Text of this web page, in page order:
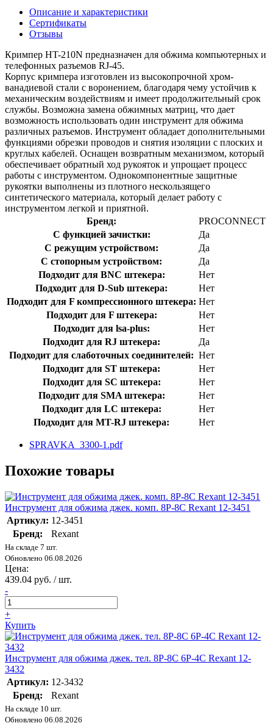
Описание и характеристики
Сертификаты
Отзывы
Кримпер HT-210N предназначен для обжима компьютерных и
телефонных разъемов RJ-45.
Корпус кримпера изготовлен из высокопрочной хром-
ванадиевой стали с воронением, благодаря чему устойчив к
механическим воздействиям и имеет продолжительный срок
службы. Возможна замена обжимных матриц, что дает
возможность использовать один инструмент для обжима
различных разъемов. Инструмент обладает дополнительными
функциями обрезки проводов и снятия изоляции с плоских и
круглых кабелей. Оснащен возвратным механизмом, который
обеспечивает обратный ход рукояток и упрощает процесс
работы с инструментом. Однокомпонентные защитные
рукоятки выполнены из плотного нескользящего
синтетического материала, который делает работу с
инструментом легкой и приятной.
Бренд:
PROCONNECT
С функцией зачистки:
Да
С режущим устройством:
Да
С стопорным устройством:
Да
Подходит для BNC штекера:
Нет
Подходит для D-Sub штекера:
Нет
Подходит для F компрессионного штекера: Нет
Подходит для F штекера:
Нет
Подходит для lsa-plus:
Нет
Подходит для RJ штекера:
Да
Подходит для слаботочных соединителей: Нет
Подходит для ST штекера:
Нет
Подходит для SC штекера:
Нет
Подходит для SMA штекера:
Нет
Подходит для LC штекера:
Нет
Подходит для MT-RJ штекера:
Нет
SPRAVKA_3300-1.pdf
Похожие товары
Инструмент для обжима джек. комп. 8P-8C Rexant 12-3451
Артикул: 12-3451
Бренд:
Rexant
На складе 7 шт.
Обновлено 06.08.2026
Цена:
439.04 руб. / шт.
-
+
Купить
Инструмент для обжима джек. тел. 8P-8C 6P-4C Rexant 12-
3432
Артикул: 12-3432
Бренд:
Rexant
На складе 10 шт.
Обновлено 06.08.2026